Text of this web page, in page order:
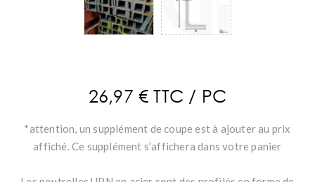
26,97 € TTC / PC
*attention, un supplément de coupe est à ajouter au prix
affiché. Ce supplément s’affichera dans votre panier